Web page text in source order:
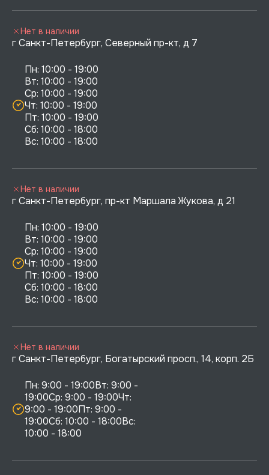
г Санкт-Петербург, Северный пр-кт, д 7
Пн: 10:00 - 19:00
Вт: 10:00 - 19:00
Ср: 10:00 - 19:00
Чт: 10:00 - 19:00
Пт: 10:00 - 19:00
Сб: 10:00 - 18:00
Нет в наличии
г Санкт-Петербург, пр-кт Маршала Жукова, д 21
Пн: 10:00 - 19:00
Вт: 10:00 - 19:00
Ср: 10:00 - 19:00
Чт: 10:00 - 19:00
Пт: 10:00 - 19:00
Сб: 10:00 - 18:00
Нет в наличии
г Санкт-Петербург, Богатырский просп., 14, корп. 2Б
Пн: 9:00 - 19:00Вт: 9:00 -
19:00Ср: 9:00 - 19:00Чт:
9:00 - 19:00Пт: 9:00 -
19:00Сб: 10:00 - 18:00Вс:
10:00 - 18:00
Нет в наличии